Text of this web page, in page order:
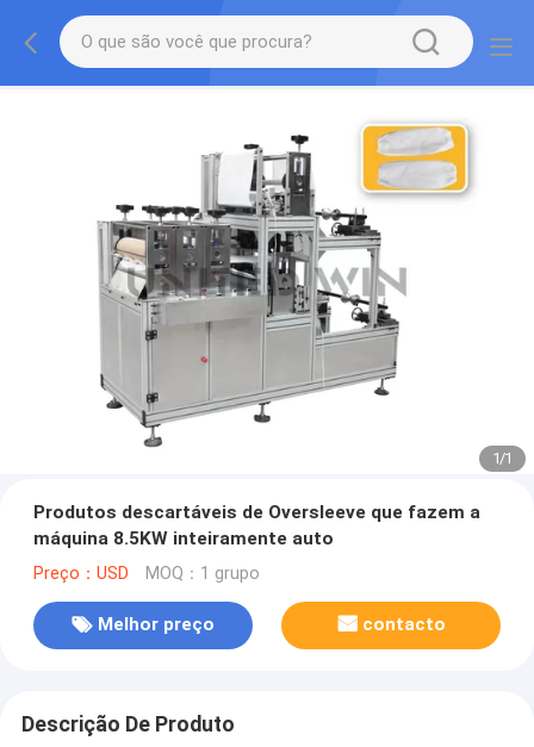
1/1
Produtos descartáveis de Oversleeve que fazem a
máquina 8.5KW inteiramente auto
Preço：USD MOQ：1 grupo
Melhor preço contacto
Descrição De Produto